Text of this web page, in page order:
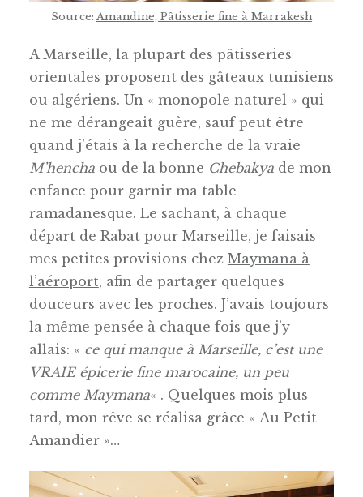
Source: Amandine, Pâtisserie fine à Marrakesh
A Marseille, la plupart des pâtisseries
orientales proposent des gâteaux tunisiens
ou algériens. Un « monopole naturel » qui
ne me dérangeait guère, sauf peut être
quand j’étais à la recherche de la vraie
M’hencha ou de la bonne Chebakyade mon
enfance pour garnir ma table
ramadanesque. Le sachant, à chaque
départ de Rabat pour Marseille, je faisais
mes petites provisions chez Maymana à
l’aéroport, afin de partager quelques
douceurs avec les proches. J’avais toujours
la même pensée à chaque fois que j’y
allais: « ce qui manque à Marseille, c’est une
VRAIE épicerie fine marocaine, un peu
comme Maymana« . Quelques mois plus
tard, mon rêve se réalisa grâce « Au Petit
Amandier »…